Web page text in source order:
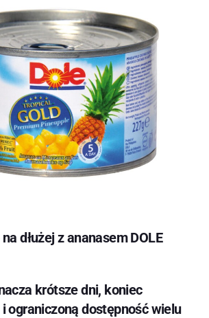
dłużej z ananasem DOLE
krótsze dni, koniec
ograniczoną dostępność wielu